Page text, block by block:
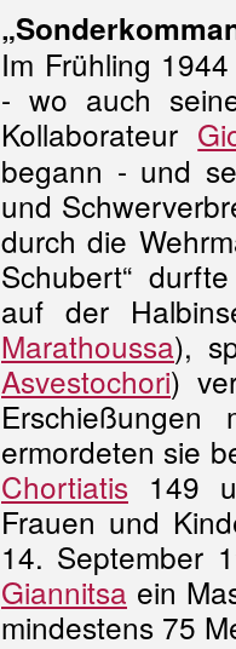
Im Frühling
- wo auch
Kollaborateur
begann - und
und
durch die
Schubert“
auf der
Marathoussa),
Asvestochori)
ermordeten sie
Chortiatis 149
Frauen und
14. September
Giannitsa ein
mindestens 75